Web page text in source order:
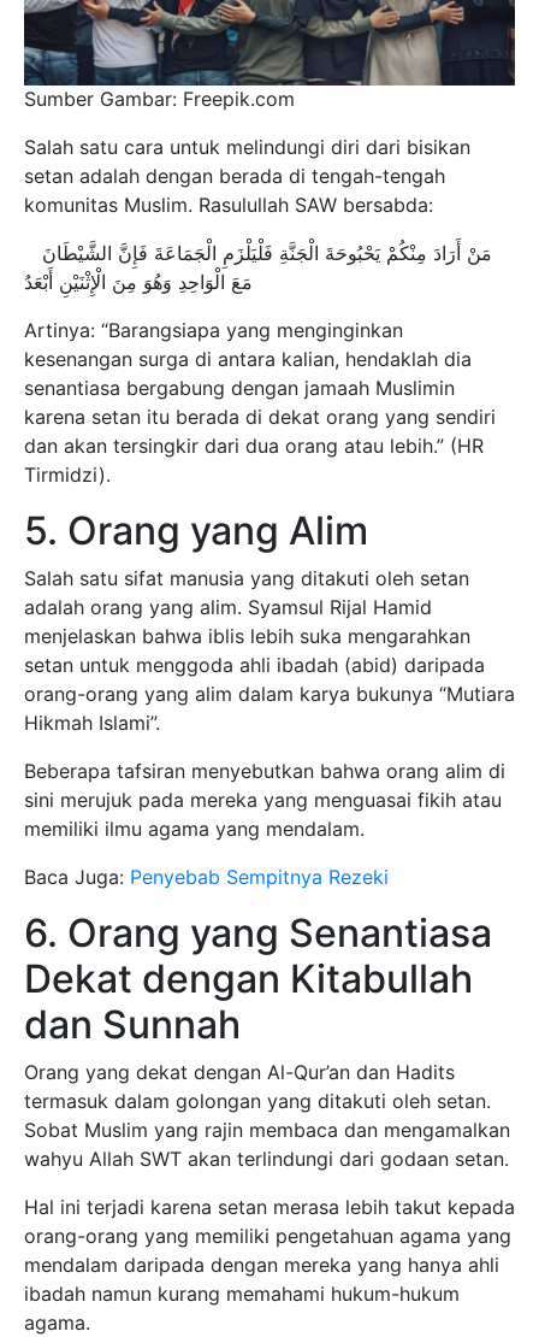
Sumber Gambar: Freepik.com
Salah satu cara untuk melindungi diri dari bisikan
setan adalah dengan berada di tengah-tengah
komunitas Muslim. Rasulullah SAW bersabda:
مَعَ الْوَاحِدِ وَهُوَ مِنَ الْإِثْنَيْنِ أَبْعَدُ
Artinya: “Barangsiapa yang menginginkan
kesenangan surga di antara kalian, hendaklah dia
senantiasa bergabung dengan jamaah Muslimin
karena setan itu berada di dekat orang yang sendiri
dan akan tersingkir dari dua orang atau lebih.” (HR
Tirmidzi).
5. Orang yang Alim
Salah satu sifat manusia yang ditakuti oleh setan
adalah orang yang alim. Syamsul Rijal Hamid
menjelaskan bahwa iblis lebih suka mengarahkan
setan untuk menggoda ahli ibadah (abid) daripada
orang-orang yang alim dalam karya bukunya “Mutiara
Hikmah Islami”.
Beberapa tafsiran menyebutkan bahwa orang alim di
sini merujuk pada mereka yang menguasai fikih atau
memiliki ilmu agama yang mendalam.
Baca Juga: Penyebab Sempitnya Rezeki
6. Orang yang Senantiasa
Dekat dengan Kitabullah
dan Sunnah
Orang yang dekat dengan Al-Qur’an dan Hadits
termasuk dalam golongan yang ditakuti oleh setan.
Sobat Muslim yang rajin membaca dan mengamalkan
wahyu Allah SWT akan terlindungi dari godaan setan.
Hal ini terjadi karena setan merasa lebih takut kepada
orang-orang yang memiliki pengetahuan agama yang
mendalam daripada dengan mereka yang hanya ahli
ibadah namun kurang memahami hukum-hukum
agama.